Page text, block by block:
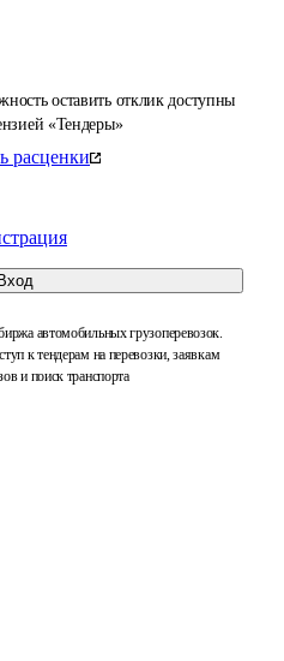
оставить отклик доступны
«Тендеры»
расценки
Вход
автомобильных грузоперевозок.
к тендерам на перевозки, заявкам
и поиск транспорта